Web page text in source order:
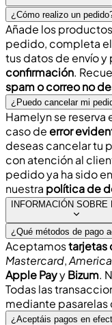
¿Cómo realizo un
Añade los
pedido, completa el
tus datos de envío y
confirmación.
spam o correo no
¿Puedo cancelar mi
Hamelyn se
caso deerror
deseas cancelar tu
conatención al
pedido ya ha sido
nuestra política de
INFORMACIÓN SOBRE
¿Qué métodos de pago
Aceptamostarjetas
Mastercard,
Apple PayyBizum.
Todas las
mediante
¿Aceptáis pagos en